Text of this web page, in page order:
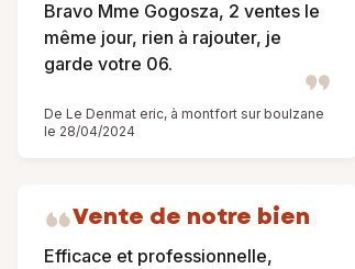
Bravo Mme Gogosza, 2 ventes le
même jour, rien à rajouter, je
garde votre 06.
De Le Denmat eric, à montfort sur boulzane
le 28/04/2024
Vente de notre bien
Efficace et professionnelle,